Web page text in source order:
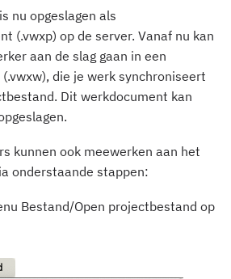
nu opgeslagen als
(.vwxp) op de server. Vanaf nu kan
aan de slag gaan in een
die je werk synchroniseert
Dit werkdocument kan
kunnen ook meewerken aan het
onderstaande stappen:
Bestand/Open projectbestand op